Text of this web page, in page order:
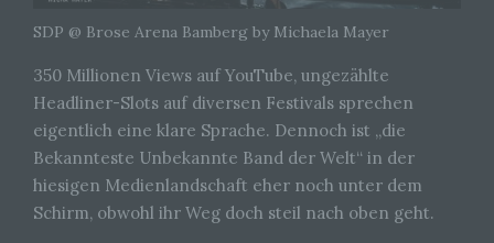
SDP @ Brose Arena Bamberg by Michaela Mayer
350 Millionen Views auf YouTube, ungezählte
Headliner-Slots auf diversen Festivals sprechen
eigentlich eine klare Sprache. Dennoch ist „die
Bekannteste Unbekannte Band der Welt“ in der
hiesigen Medienlandschaft eher noch unter dem
Schirm, obwohl ihr Weg doch steil nach oben geht.